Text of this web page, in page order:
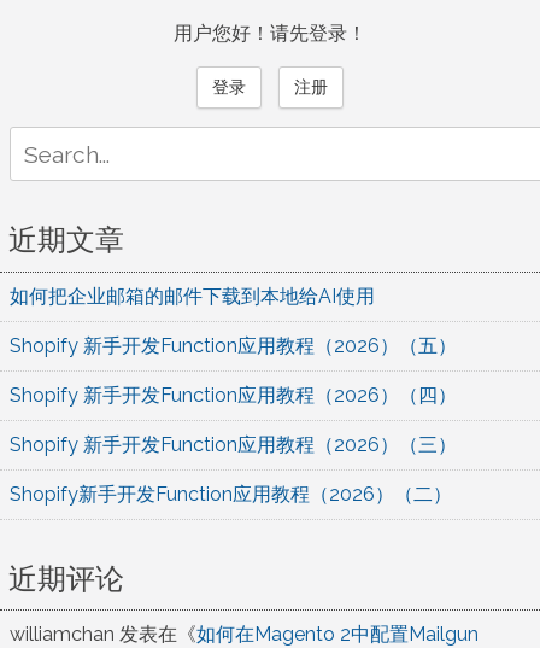
用户您好！请先登录！
登录 注册
for:
近期文章
如何把企业邮箱的邮件下载到本地给AI使用
Shopify 新手开发Function应用教程（2026）（五）
Shopify 新手开发Function应用教程（2026）（四）
Shopify 新手开发Function应用教程（2026）（三）
Shopify新手开发Function应用教程（2026）（二）
近期评论
williamchan 发表在《如何在Magento 2中配置Mailgun